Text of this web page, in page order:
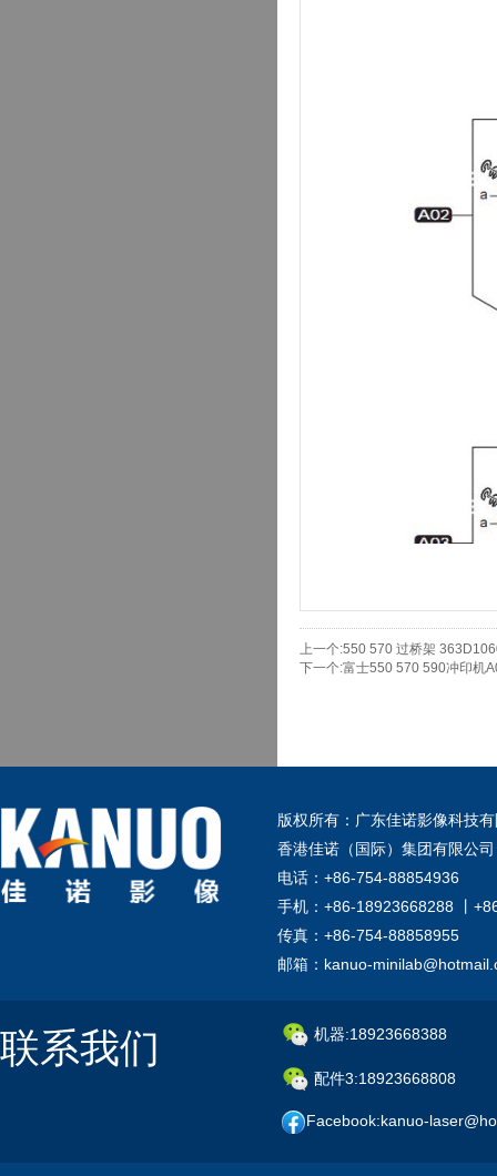
上一个:550 570 过桥架
下一个:富士550 570 590冲印机
版权所有：广东佳诺影像科技
香港佳诺（国际）集团有限公
电话：+86-754-88854936
手机：+86-18923668288 丨
传真：+86-754-88858955
邮箱：kanuo-
联系我们 机器:18923668388
配件3:18923668808
Facebook:kanuo-